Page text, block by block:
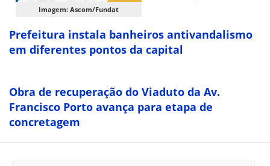
Imagem: Ascom/Fundat
Prefeitura instala banheiros antivandalismo
em diferentes pontos da capital
Obra de recuperação do Viaduto da Av.
Francisco Porto avança para etapa de
concretagem